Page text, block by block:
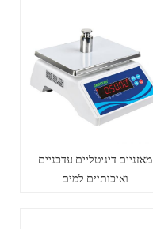
מאזניים דיגיטליים עדכניים
ואיכותיים למים